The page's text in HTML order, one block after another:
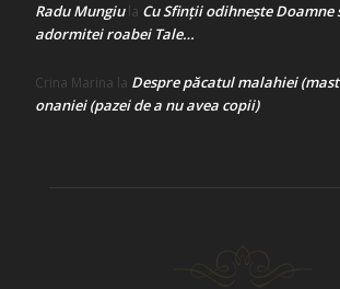
Radu Mungiula Cu Sfinții odihnește Doamne
adormitei roabei Tale…
Crina Marina la Despre păcatul malahiei
onaniei (pazei de a nu avea copii)